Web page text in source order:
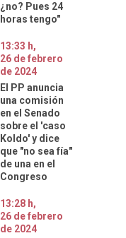
¿no? Pues 24
horas tengo"
13:33 h,
26 defebrero
de 2024
El PP anuncia
una comisión
en el Senado
sobre el 'caso
Koldo' y dice
que "no sea fía"
de una en el
Congreso
13:28 h,
26 defebrero
de 2024